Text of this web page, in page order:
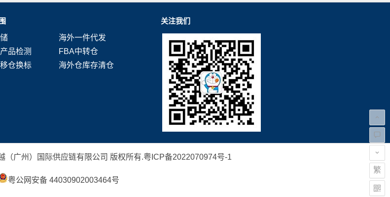
海外一件代发
品检测
FBA中转仓
仓换标
海外仓库存清仓
关注我们
（广州）国际供应链有限公司 版权所有.粤ICP备2022070974号-1
粤公网安备 44030902003464号
繁